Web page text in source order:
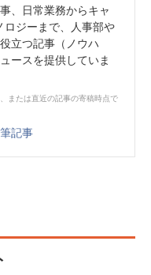
、日常業務からキャ
ロジーまで、人事部や
立つ記事（ノウハ
ースを提供していま
または直近の記事の寄稿時点で
記事